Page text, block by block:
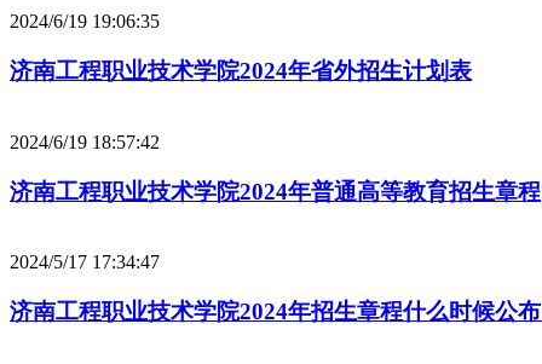
2024/6/19 19:06:35
济南工程职业技术学院2024年省外招生计划表
2024/6/19 18:57:42
济南工程职业技术学院2024年普通高等教育招生章程
2024/5/17 17:34:47
济南工程职业技术学院2024年招生章程什么时候公布